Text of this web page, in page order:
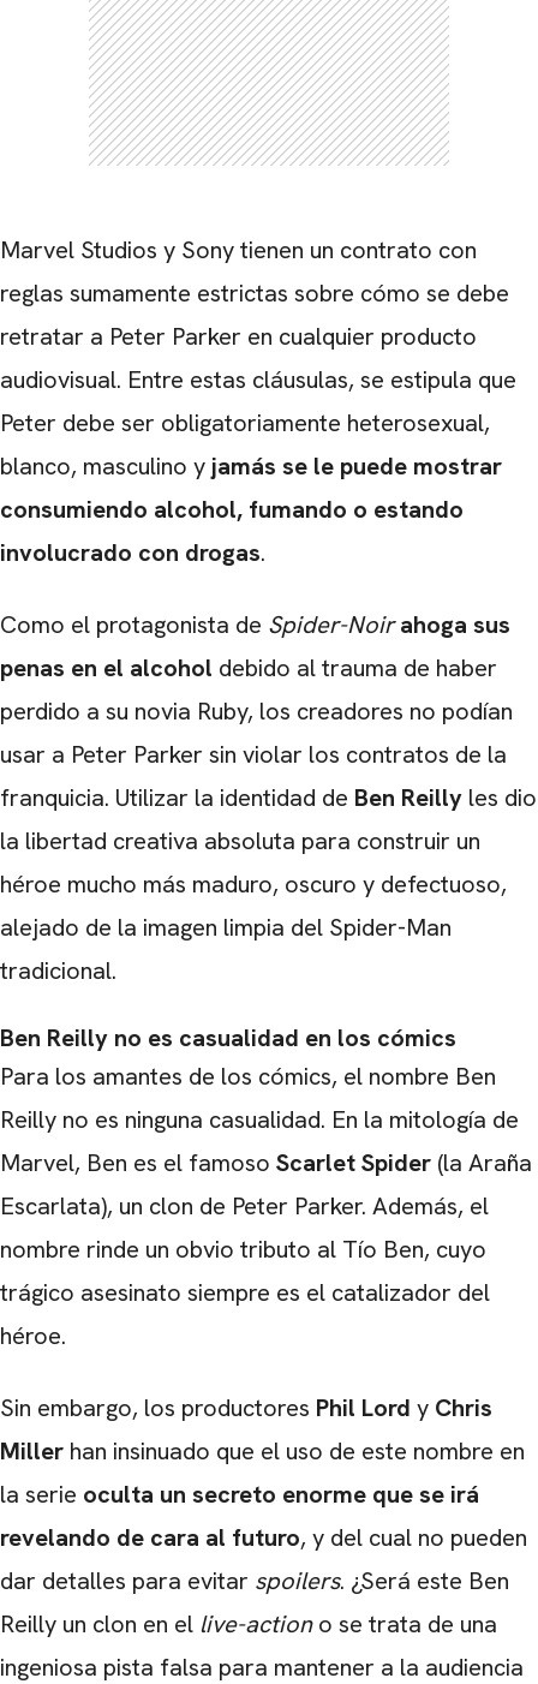
Marvel Studios y Sony tienen un contrato con
reglas sumamente estrictas sobre cómo se debe
retratar a Peter Parker en cualquier producto
audiovisual. Entre estas cláusulas, se estipula que
Peter debe ser obligatoriamente heterosexual,
blanco, masculino y jamás se le puede mostrar
consumiendo alcohol, fumando o estando
involucrado con drogas.
Como el protagonista de Spider-Noir ahoga sus
penas en el alcohol debido al trauma de haber
perdido a su novia Ruby, los creadores no podían
usar a Peter Parker sin violar los contratos de la
franquicia. Utilizar la identidad de Ben Reilly les dio
la libertad creativa absoluta para construir un
héroe mucho más maduro, oscuro y defectuoso,
alejado de la imagen limpia del Spider-Man
tradicional.
Ben Reilly no es casualidad en los cómics
Para los amantes de los cómics, el nombre Ben
Reilly no es ninguna casualidad. En la mitología de
Marvel, Ben es el famoso Scarlet Spider (la Araña
Escarlata), un clon de Peter Parker. Además, el
nombre rinde un obvio tributo al Tío Ben, cuyo
trágico asesinato siempre es el catalizador del
héroe.
Sin embargo, los productores Phil Lord y Chris
Miller han insinuado que el uso de este nombre en
la serie oculta un secreto enorme que se irá
revelando de cara al futuro, y del cual no pueden
dar detalles para evitar spoilers. ¿Será este Ben
Reilly un clon en el live-actiono se trata de una
ingeniosa pista falsa para mantener a la audiencia
CARREGANDO PUBLICIDADE